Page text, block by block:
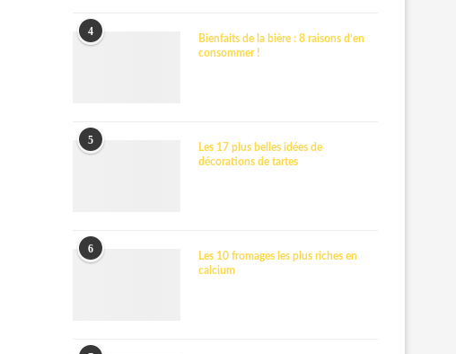
4
Bienfaits de la bière : 8 raisons d’en
consommer !
5
Les 17 plus belles idées de
décorations de tartes
6
Les 10 fromages les plus riches en
calcium